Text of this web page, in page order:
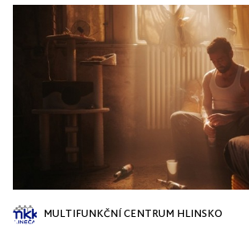
MULTIFUNKČNÍ CENTRUM HLINSKO